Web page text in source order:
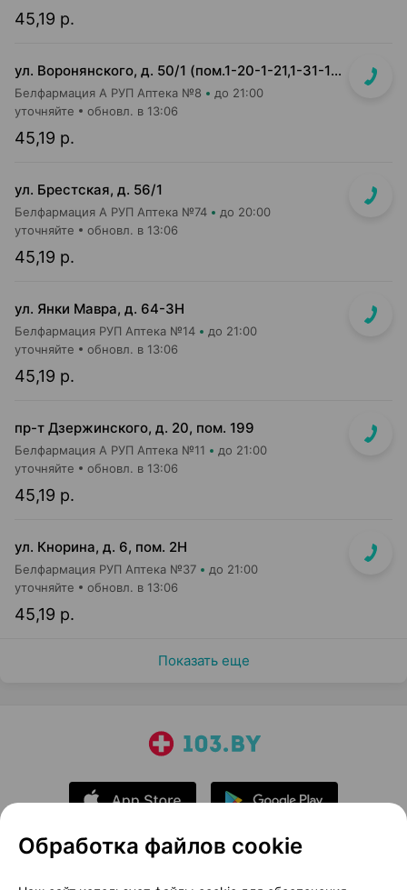
45,19 р.
ул. Воронянского, д. 50/1 (пом.1-20-1-21,1-31-1-32) (УЗ 38-я городская п-ка, отдельный вход справа)
Белфармация А РУП Аптека №8 до 21:00
45,19 р.
уточняйте обновл. в 13:06
ул. Брестская, д. 56/1
Белфармация А РУП Аптека №74 до 20:00
45,19 р.
уточняйте обновл. в 13:06
ул. Янки Мавра, д. 64-3Н
Белфармация РУП Аптека №14 до 21:00
45,19 р.
уточняйте обновл. в 13:06
пр-т Дзержинского, д. 20, пом. 199
Белфармация А РУП Аптека №11 до 21:00
45,19 р.
уточняйте обновл. в 13:06
ул. Кнорина, д. 6, пом. 2Н
Белфармация РУП Аптека №37 до 21:00
45,19 р.
уточняйте обновл. в 13:06
Показать еще
Обработка файлов cookie